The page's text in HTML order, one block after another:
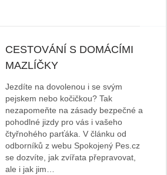
CESTOVÁNÍ S DOMÁCÍMI
MAZLÍČKY
Jezdíte na dovolenou i se svým
pejskem nebo kočičkou? Tak
nezapomeňte na zásady bezpečné a
pohodlné jizdy pro vás i vašeho
čtyřnohého parťáka. V článku od
odborníků z webu Spokojený Pes.cz
se dozvíte, jak zvířata přepravovat,
ale i jak jim…